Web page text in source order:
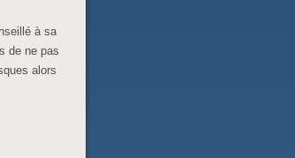
à sa
de ne pas
alors